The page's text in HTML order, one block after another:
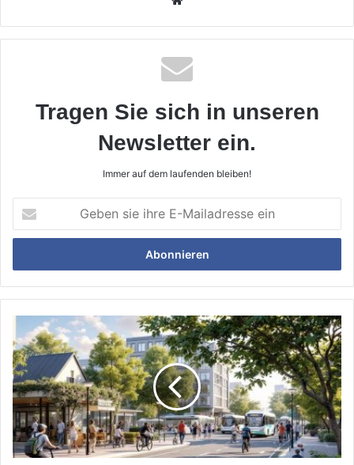
Tragen Sie sich in unseren
Newsletter ein.
Immer auf dem laufenden bleiben!
sie
ihre
Mailadresse
ein
Planer
favorisieren
Rad-
und
Fußverkehr
in
Gilchings
Zentrum